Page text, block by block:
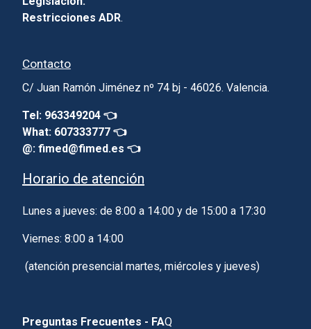
Restricciones ADR.
Contacto
C/ Juan Ramón Jiménez nº 74 bj - 46026. Valencia.
Tel: 963349204 👈
What: 607333777 👈
@: fimed@fimed.es 👈
Horario de atención
Lunes a jueves: de 8:00 a 14:00 y de 15:00 a 17:30
Viernes: 8:00 a 14:00
(atención presencial martes, miércoles y jueves)
Preguntas Frecuentes - FAQ